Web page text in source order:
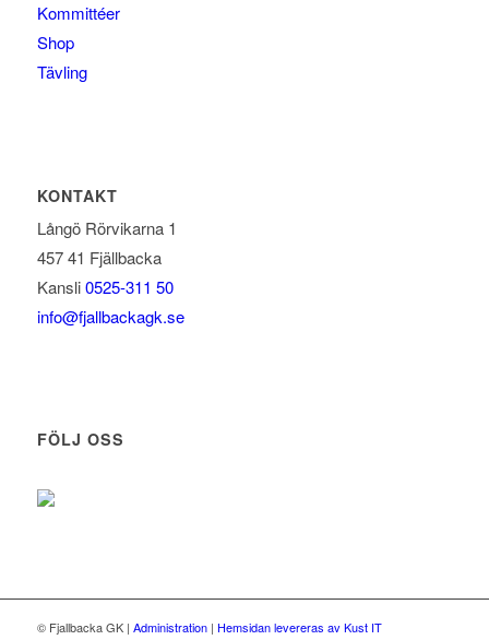
Kommittéer
Shop
Tävling
KONTAKT
Långö Rörvikarna 1
457 41 Fjällbacka
Kansli0525-311 50
info@fjallbackagk.se
FÖLJ OSS
© Fjallbacka GK | Administration | Hemsidan levereras av Kust IT